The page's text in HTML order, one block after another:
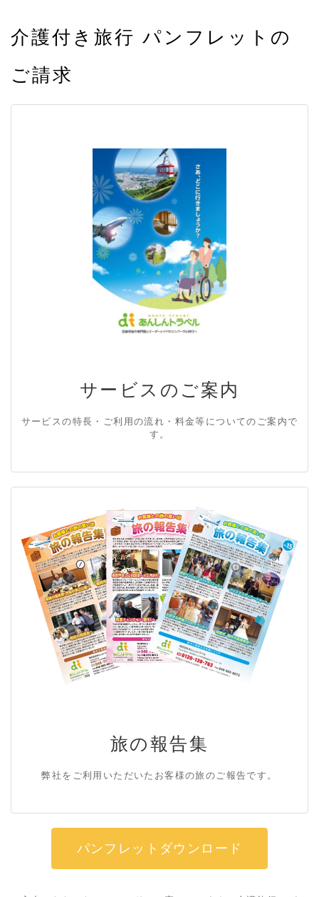
介護付き旅行 パンフレットの
ご請求
サービスのご案内
サービスの特長・ご利用の流れ・料金等についてのご案内で
す。
旅の報告集
弊社をご利用いただいたお客様の旅のご報告です。
パンフレットダウンロード